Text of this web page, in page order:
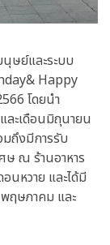
ษย์และระบบ
Happy
โดยนำ
ะเดือนมิถุนายน
มถึงมีการรับ
ษ ณ ร้านอาหาร
นหวาย และได้มี
ฤษภาคม และ